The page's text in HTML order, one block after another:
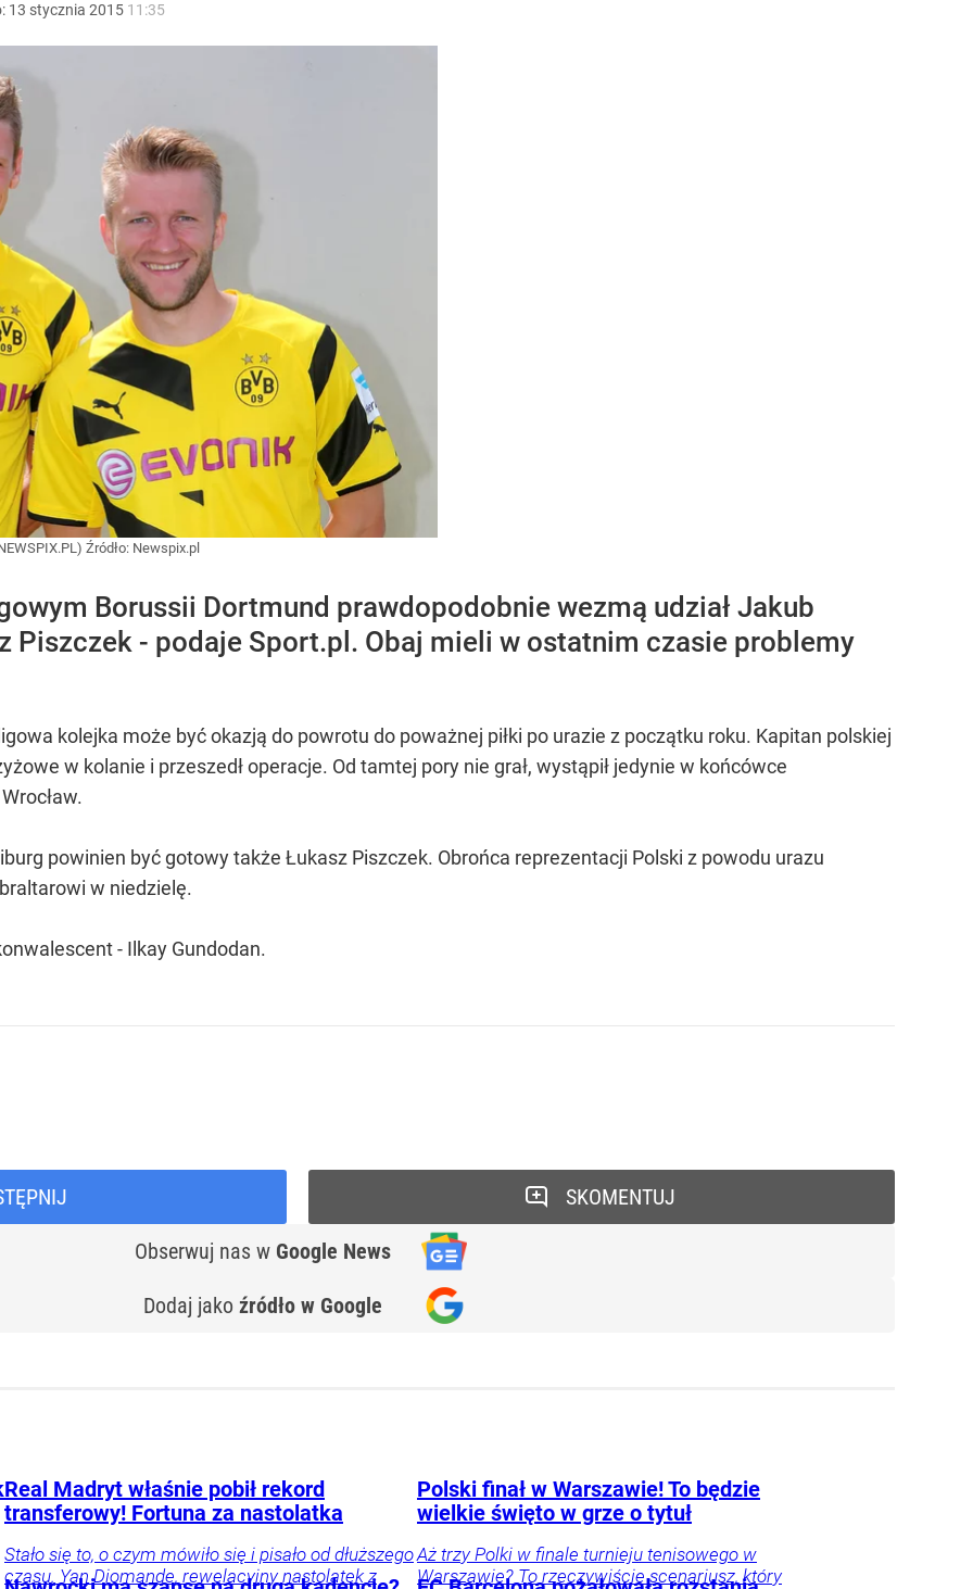
13 stycznia 2015 11:35
Źródło: Newspix.pl
Borussii Dortmund prawdopodobnie wezmą udział Jakub
Piszczek - podaje Sport.pl. Obaj mieli w ostatnim czasie problemy
kolejka może być okazją do powrotu do poważnej piłki po urazie z początku roku. Kapitan polskiej
w kolanie i przeszedł operacje. Od tamtej pory nie grał, wystąpił jedynie w końcówce
powinien być gotowy także Łukasz Piszczek. Obrońca reprezentacji Polski z powodu urazu
w niedzielę.
- Ilkay Gundodan.
Obserwuj nas w Google News
Dodaj jako źródło w Google
SKOMENTUJ
Real Madryt właśnie pobił rekord
transferowy! Fortuna za nastolatka
Stało się to, o czym mówiło się i pisało od dłuższego
czasu. Yan Diomande, rewelacyjny nastolatek z
Polski finał w Warszawie! To będzie
wielkie święto w grze o tytuł
Aż trzy Polki w finale turnieju tenisowego w
Warszawie? To rzeczywiście scenariusz, który